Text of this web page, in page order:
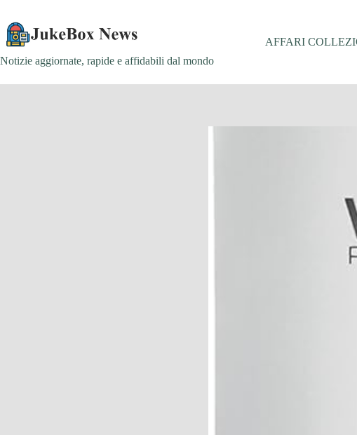
contenuto
Notizie aggiornate, rapide e affidabili dal mondo
AFFARI